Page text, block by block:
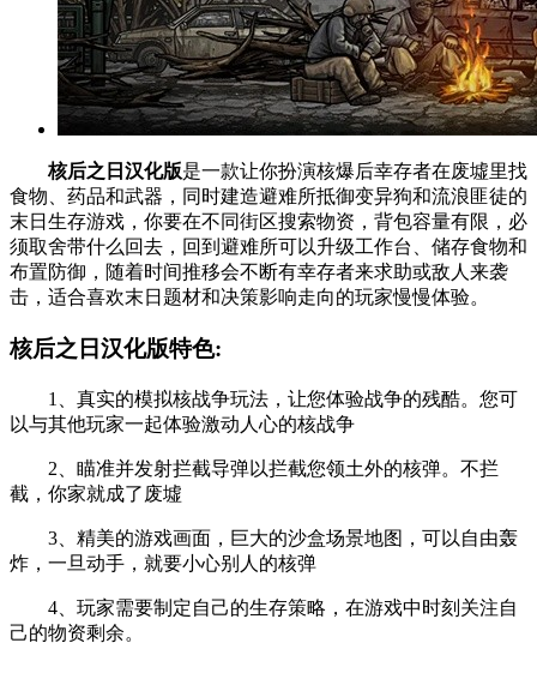
核后之日汉化版是一款让你扮演核爆后幸存者在废墟里找
食物、药品和武器，同时建造避难所抵御变异狗和流浪匪徒的
末日生存游戏，你要在不同街区搜索物资，背包容量有限，必
须取舍带什么回去，回到避难所可以升级工作台、储存食物和
布置防御，随着时间推移会不断有幸存者来求助或敌人来袭
击，适合喜欢末日题材和决策影响走向的玩家慢慢体验。
核后之日汉化版特色:
1、真实的模拟核战争玩法，让您体验战争的残酷。您可
以与其他玩家一起体验激动人心的核战争
2、瞄准并发射拦截导弹以拦截您领土外的核弹。不拦
截，你家就成了废墟
3、精美的游戏画面，巨大的沙盒场景地图，可以自由轰
炸，一旦动手，就要小心别人的核弹
4、玩家需要制定自己的生存策略，在游戏中时刻关注自
己的物资剩余。